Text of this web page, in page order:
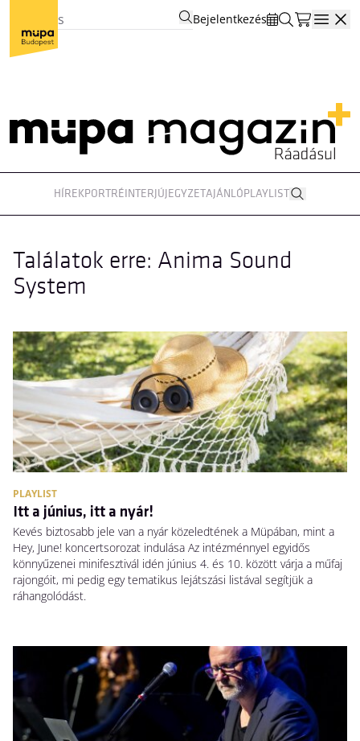
Bejelentkezés
HÍREKPORTRÉINTERJÚJEGYZETAJÁNLÓPLAYLIST
Találatok erre: Anima Sound
System
PLAYLIST
Itt a június, itt a nyár!
Kevés biztosabb jele van a nyár közeledtének a Müpában, mint a
Hey, June! koncertsorozat indulása Az intézménnyel egyidős
könnyűzenei minifesztivál idén június 4. és 10. között várja a műfaj
rajongóit, mi pedig egy tematikus lejátszási listával segítjük a
ráhangolódást.